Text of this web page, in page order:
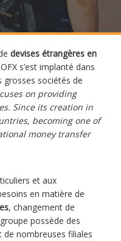
devises étrangères en
s’est implanté dans
grosses sociétés de
on providing
Since its creation in
becoming one of
money transfer
et aux
en matière de
, changement de
possède des
nombreuses filiales